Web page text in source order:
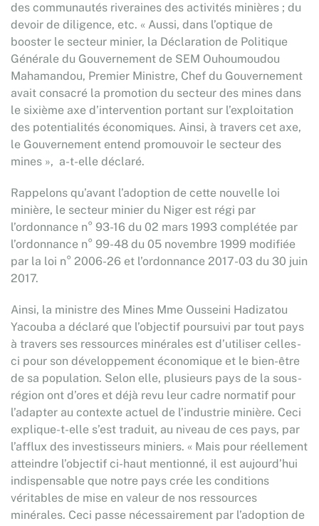
des communautés riveraines des activités minières ; du
devoir de diligence, etc. « Aussi, dans l’optique de
booster le secteur minier, la Déclaration de Politique
Générale du Gouvernement de SEM Ouhoumoudou
Mahamandou, Premier Ministre, Chef du Gouvernement
avait consacré la promotion du secteur des mines dans
le sixième axe d’intervention portant sur l’exploitation
des potentialités économiques. Ainsi, à travers cet axe,
le Gouvernement entend promouvoir le secteur des
mines », a-t-elle déclaré.
Rappelons qu’avant l’adoption de cette nouvelle loi
minière, le secteur minier du Niger est régi par
l’ordonnance n° 93-16 du 02 mars 1993 complétée par
l’ordonnance n° 99-48 du 05 novembre 1999 modifiée
par la loi n° 2006-26 et l’ordonnance 2017-03 du 30 juin
2017.
Ainsi, la ministre des Mines Mme Ousseini Hadizatou
Yacouba a déclaré que l’objectif poursuivi par tout pays
à travers ses ressources minérales est d’utiliser celles-
ci pour son développement économique et le bien-être
de sa population. Selon elle, plusieurs pays de la sous-
région ont d’ores et déjà revu leur cadre normatif pour
l’adapter au contexte actuel de l’industrie minière. Ceci
explique-t-elle s’est traduit, au niveau de ces pays, par
l’afflux des investisseurs miniers. « Mais pour réellement
atteindre l’objectif ci-haut mentionné, il est aujourd’hui
indispensable que notre pays crée les conditions
véritables de mise en valeur de nos ressources
minérales. Ceci passe nécessairement par l’adoption de